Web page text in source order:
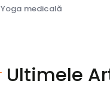
Yoga medicală
Ultimele